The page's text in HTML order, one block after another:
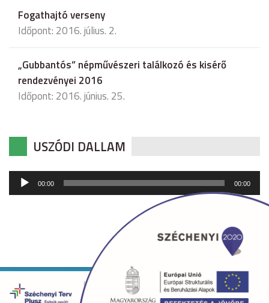
Fogathajtó verseny
Időpont: 2016. július. 2.
„Gubbantós” népművészeri találkozó és kisérő
rendezvényei 2016
Időpont: 2016. június. 25.
USZÓDI DALLAM
Audió
lejátszó
00:00 00:00
Copyright © 2026 uszod.hu Minden jog fenntartva. •